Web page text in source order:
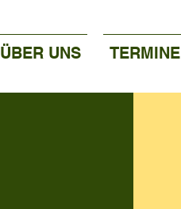
ÜBER UNS TERMINE